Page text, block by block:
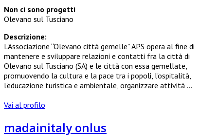
Non ci sono progetti
Olevano sul Tusciano
Descrizione:
L'Associazione “Olevano città gemelle” APS opera al fine di
mantenere e sviluppare relazioni e contatti fra la città di
Olevano sul Tusciano (SA) e le città con essa gemellate,
promuovendo la cultura e la pace tra i popoli, l'ospitalità,
l'educazione turistica e ambientale, organizzare attività ...
Vai al profilo
madainitaly onlus